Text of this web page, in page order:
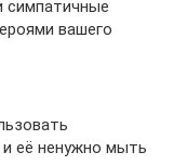
симпатичные
вашего
её ненужно мыть